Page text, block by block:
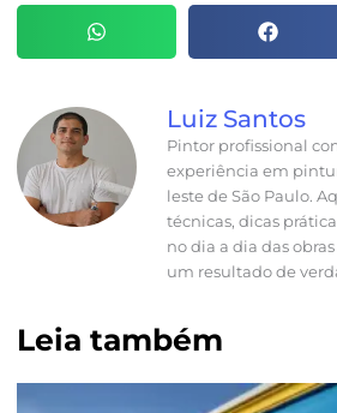
Luiz Santos
Pintor profissional
experiência em
leste de São Paulo.
técnicas, dicas
no dia a dia das
um resultado de
Leia também